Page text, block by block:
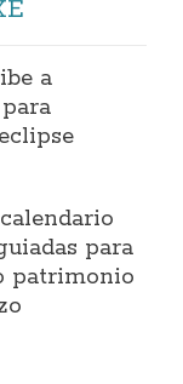
a
para
patrimonio